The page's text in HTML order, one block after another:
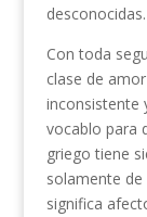
Con toda
clase de
inconsistente
vocablo para
griego tiene
solamente
significa